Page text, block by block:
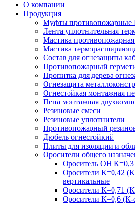
О компании
Продукция
Муфты
Лента уплотнительная
Мастика
Мастика
Состав для огнезащиты
Противопожарный
Пропитка для дерева
Огнезащита
Огнестойкая монтажная
Пена монтажная
Резиновые смеси
Резиновые уплотнители
Противопожарный
Дюбель огнестойкий
Плиты для изоляции и
Оросители общего
Ороситель ОН К=0,3
Оросители К=0,42
вертикальные
Оросители К=0,71
Оросители К=0,6